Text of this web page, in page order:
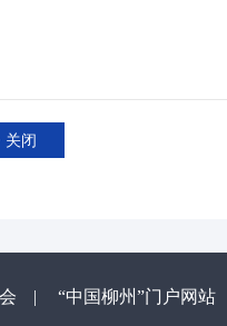
关闭
| “中国柳州”门户网站